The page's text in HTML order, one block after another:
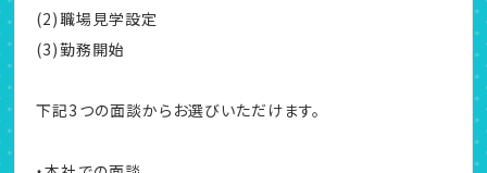
(2)職場見学設定
(3)勤務開始
下記3つの面談からお選びいただけます。